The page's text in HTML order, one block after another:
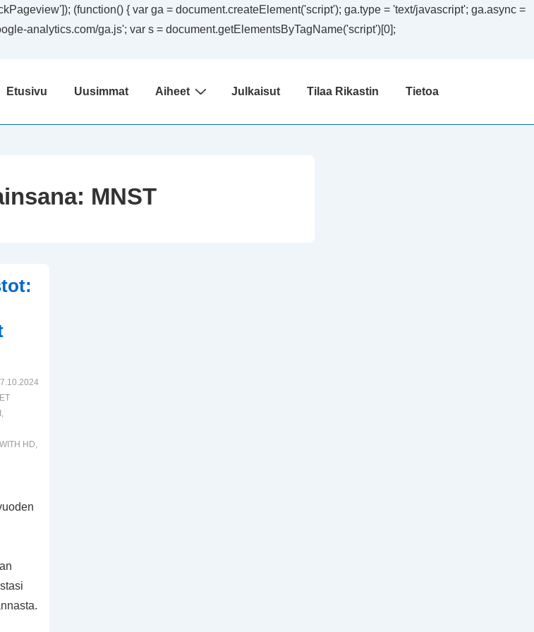
(function() { var ga = document.createElement('script'); ga.type = 'text/javascript'; ga.async =
analytics.com/ga.js'; var s = document.getElementsByTagName('script')[0];
Etusivu Uusimmat Aiheet Julkaisut Tilaa Rikastin Tietoa
MNST
,
HD,